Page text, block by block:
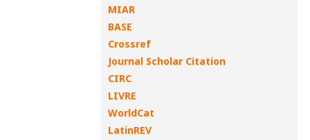
MIAR
BASE
Crossref
Journal Scholar Citation
CIRC
LIVRE
WorldCat
LatinREV